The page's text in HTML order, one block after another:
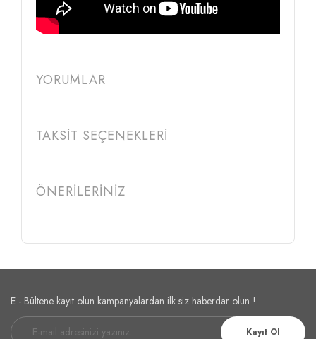
YORUMLAR
TAKSİT SEÇENEKLERİ
ÖNERİLERİNİZ
E - Bültene kayıt olun kampanyalardan ilk siz haberdar olun !
Kayıt Ol